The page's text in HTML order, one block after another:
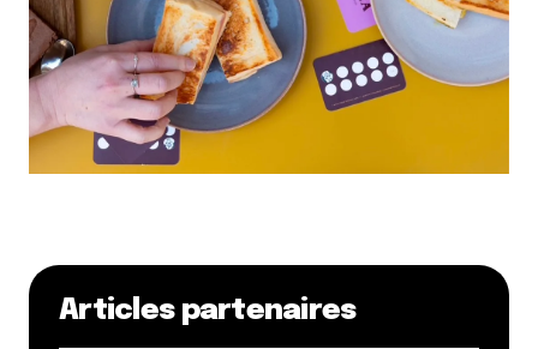
Articles partenaires